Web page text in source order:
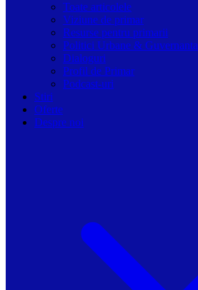
Toate articolele
Viziune de primar
Resurse pentru primarii
Politici Urbane & Guvernanta
Dialoguri
Profil de Primar
Podcast-uri
Stiri
Oferte
Despre noi